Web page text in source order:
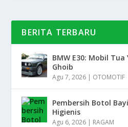
BERITA TERBARU
BMW E30: Mobil
Ghoib
Agu 7, 2026 | OTOMOTIF
Pembersih Botol
Higienis
Agu 6, 2026 | RAGAM